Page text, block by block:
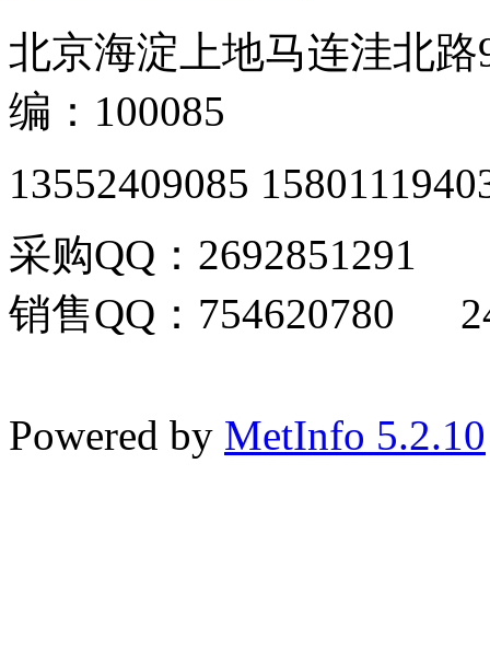
北京海淀上地马连洼北
编：100085
13552409085
采购QQ：2692851291
销售QQ：754620780
Powered by MetInfo 5.2.10